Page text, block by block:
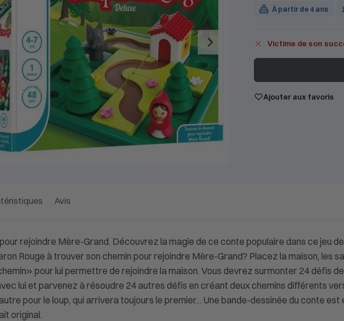
À partir de 4 ans
Victime de son
Ajouter aux favoris
Avis
rejoindre Mère-Grand. Découvrez la magie de ce conte populaire dans ce jeu
Rouge à trouver son chemin pour rejoindre Mère-Grand? Placez la maison, les
pour lui permettre de rejoindre la maison. Vous devrez surmonter 24 défis
lui et parvenez à résoudre 24 autres défis en créant deux chemins différents
pour le loup, qui arrivera toujours le premier… Une bande-dessinée du conte
original.